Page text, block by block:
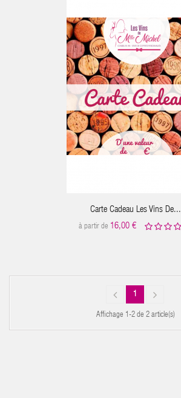
Carte Cadeau Les Vins De...
à partir de 16,00 €
1
Affichage 1-2 de 2 article(s)